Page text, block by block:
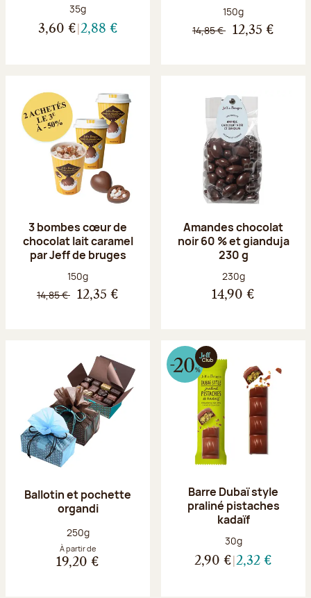
Poids net :
35g
3,60 € 2,88 €
Poids net :
150g
14,85 € 12,35 €
3 bombes cœur de
chocolat lait caramel
par Jeff de bruges
Poids net :
150g
14,85 € 12,35 €
Amandes chocolat
noir 60 % et gianduja
230 g
Poids net :
230g
14,90 €
Ballotin et pochette
organdi
Poids net :
250g
À partir de
19,20 €
Barre Dubaï style
praliné pistaches
kadaïf
Poids net :
30g
2,90 € 2,32 €